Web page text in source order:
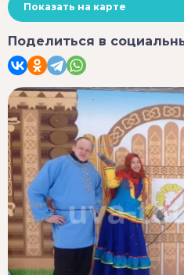
Показать на карте
Поделиться в